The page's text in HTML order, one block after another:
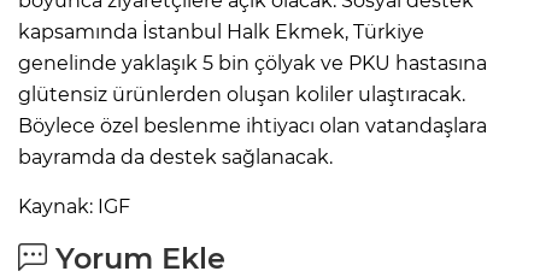
kapsamında İstanbul Halk Ekmek, Türkiye
genelinde yaklaşık 5 bin çölyak ve PKU hastasına
glütensiz ürünlerden oluşan koliler ulaştıracak.
Böylece özel beslenme ihtiyacı olan vatandaşlara
bayramda da destek sağlanacak.
Kaynak: IGF
Yorum Ekle